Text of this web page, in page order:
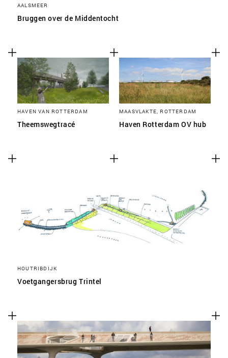
AALSMEER
Bruggen over de Middentocht
HAVEN VAN ROTTERDAM
Theemswegtracé
MAASVLAKTE, ROTTERDAM
Haven Rotterdam OV hub
HOUTRIBDIJK
Voetgangersbrug Trintel